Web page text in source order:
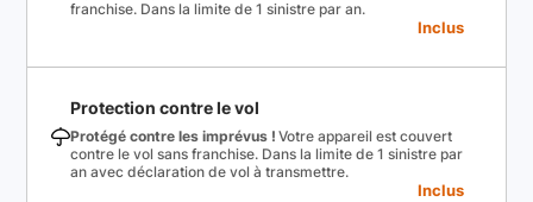
franchise. Dans la limite de 1 sinistre par an.
Inclus
Protection contre le vol
Protégé contre les imprévus ! Votre appareil est couvert
contre le vol sans franchise. Dans la limite de 1 sinistre par
an avec déclaration de vol à transmettre.
Inclus